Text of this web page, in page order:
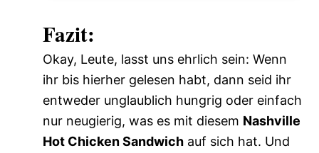
Fazit:
Okay, Leute, lasst uns ehrlich sein: Wenn
ihr bis hierher gelesen habt, dann seid ihr
entweder unglaublich hungrig oder einfach
nur neugierig, was es mit diesem Nashville
Hot Chicken Sandwich auf sich hat. Und